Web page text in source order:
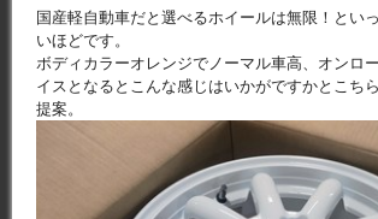
国産軽自動車だと選べるホイールは無限！とい
いほどです。
ボディカラーオレンジでノーマル車高、オンロ
イスとなるとこんな感じはいかがですかとこち
提案。